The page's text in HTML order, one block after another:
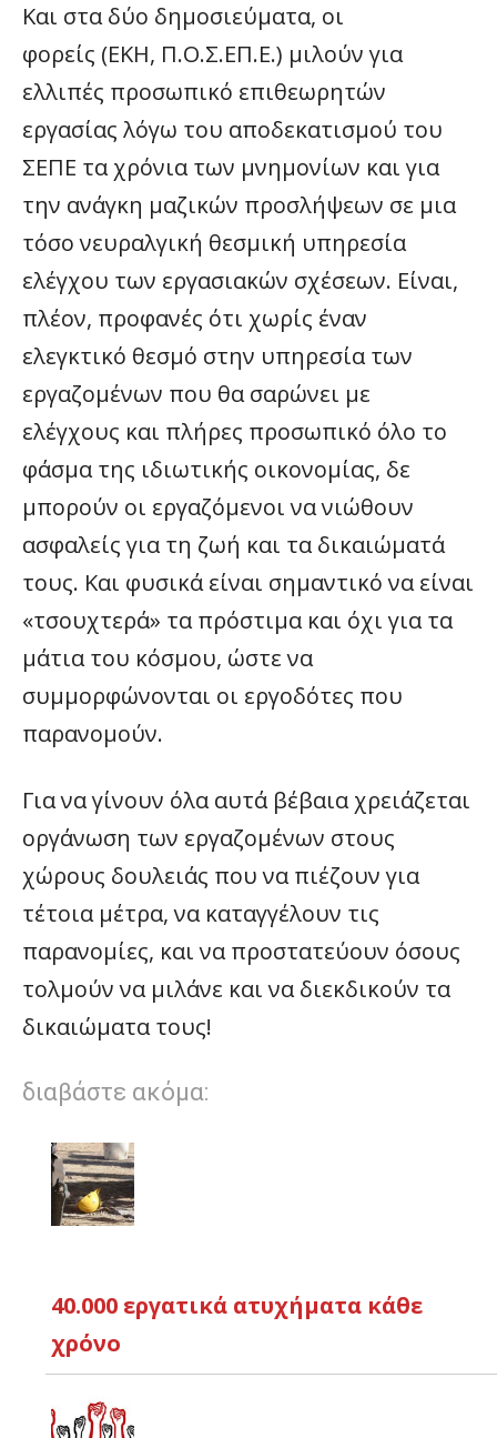
Και στα δύο δημοσιεύματα, οι
φορείς (ΕΚΗ, Π.Ο.Σ.ΕΠ.Ε.) μιλούν για
ελλιπές προσωπικό επιθεωρητών
εργασίας λόγω του αποδεκατισμού του
ΣΕΠΕ τα χρόνια των μνημονίων και για
την ανάγκη μαζικών προσλήψεων σε μια
τόσο νευραλγική θεσμική υπηρεσία
ελέγχου των εργασιακών σχέσεων. Είναι,
πλέον, προφανές ότι χωρίς έναν
ελεγκτικό θεσμό στην υπηρεσία των
εργαζομένων που θα σαρώνει με
ελέγχους και πλήρες προσωπικό όλο το
φάσμα της ιδιωτικής οικονομίας, δε
μπορούν οι εργαζόμενοι να νιώθουν
ασφαλείς για τη ζωή και τα δικαιώματά
τους. Και φυσικά είναι σημαντικό να είναι
«τσουχτερά» τα πρόστιμα και όχι για τα
μάτια του κόσμου, ώστε να
συμμορφώνονται οι εργοδότες που
παρανομούν.
Για να γίνουν όλα αυτά βέβαια χρειάζεται
οργάνωση των εργαζομένων στους
χώρους δουλειάς που να πιέζουν για
τέτοια μέτρα, να καταγγέλουν τις
παρανομίες, και να προστατεύουν όσους
τολμούν να μιλάνε και να διεκδικούν τα
δικαιώματα τους!
διαβάστε ακόμα:
40.000 εργατικά ατυχήματα κάθε
χρόνο